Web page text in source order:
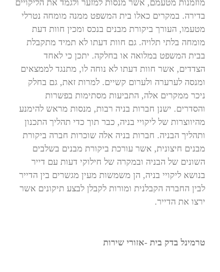
מוזמנות מטעמם, אשר מנסות למזער ולגמד את הליקויים
בדירה. במקרים כאלו בית המשפט ממנה מומחה נטרלי
מטעמו, העורך ביקורת מבנים בנכס ומכין חוות דעת
מומחה בלתי תלויה. גם חוות דעתו לא תמיד מתקבלת
בבית המשפט במלואה או בחלקה. יתכן כי לאחד
הצדדים, אשר חוות דעתו לא נוחה לו, מתנגד לממצאים
ומנסה לערערה ולערום קשיים. למרות זאת, גם בחלק
ניכר ממקרים אלה, התביעות מסתימות בפשרות
והסדרים. ישנן חברות בניה רבות, מנסות מראש להימנע
מהיווצרות של ליקויי בניה, כבר תוך כדי תהליך התכנון
ותהליך הבניה. חברות בניה אלה שוכרות חברה ביקורת
מבנים חיצונית, אשר עורכת ביקורת מבנים בשלבים
השונים של הבניה ובמקרה של חילוקי דעות עם דייר
בנושא ליקויי בניה, הן משמשות מעין מגשרים בין הדייר
לבין החברה הקבלנית ומורות לקבלן לבצע תיקונים אשר
ירצו את הדייר.
טרמינל בדק בית -אזורי שירות